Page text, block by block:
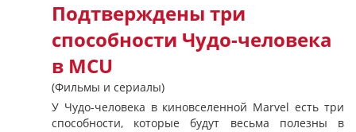
Подтверждены три
способности Чудо-человека
в MCU
(Фильмы и сериалы)
У Чудо-человека в киновселенной Marvel есть три
способности, которые будут весьма полезны в